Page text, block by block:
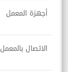
أجهزة المعمل
الاتصال بالمعمل